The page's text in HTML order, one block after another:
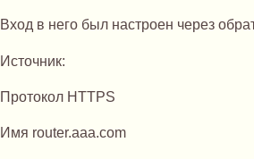
Вход в него был настроен через
Источник:
Протокол HTTPS
Имя router.aaa.com